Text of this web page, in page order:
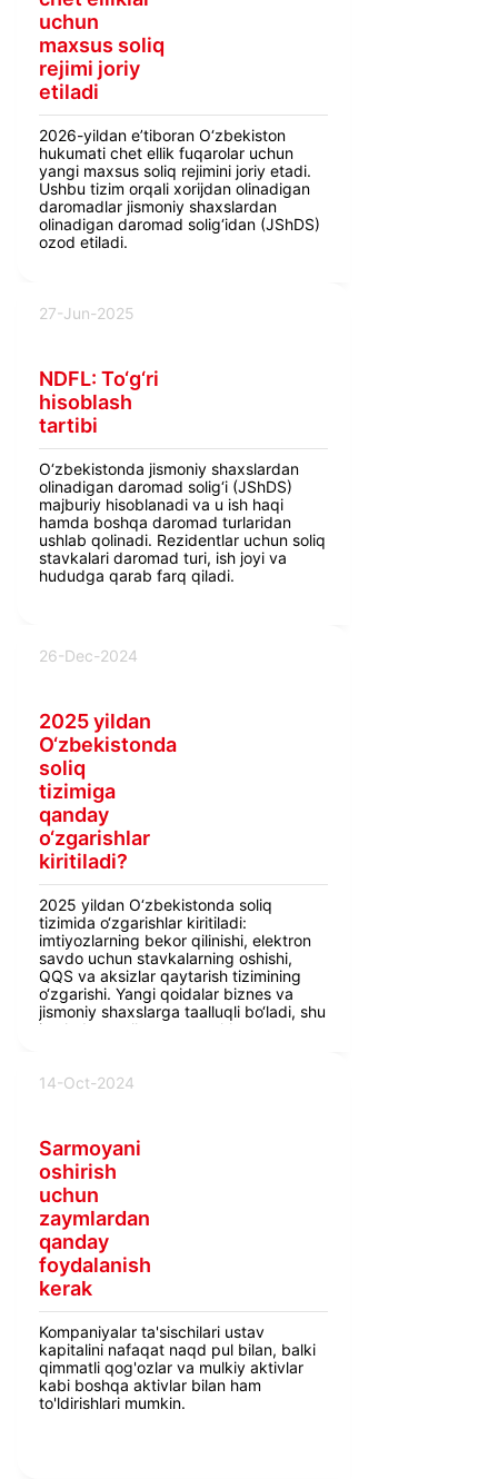
uchun
maxsus soliq
rejimi joriy
etiladi
2026-yildan e’tiboran O‘zbekiston
hukumati chet ellik fuqarolar uchun
yangi maxsus soliq rejimini joriy etadi.
Ushbu tizim orqali xorijdan olinadigan
daromadlar jismoniy shaxslardan
olinadigan daromad solig‘idan (JShDS)
ozod etiladi.
27-Jun-2025
NDFL: To‘g‘ri
hisoblash
tartibi
O‘zbekistonda jismoniy shaxslardan
olinadigan daromad solig‘i (JShDS)
majburiy hisoblanadi va u ish haqi
hamda boshqa daromad turlaridan
ushlab qolinadi. Rezidentlar uchun soliq
stavkalari daromad turi, ish joyi va
hududga qarab farq qiladi.
26-Dec-2024
2025 yildan
O‘zbekistonda
soliq
tizimiga
qanday
o‘zgarishlar
kiritiladi?
2025 yildan O‘zbekistonda soliq
tizimida o‘zgarishlar kiritiladi:
imtiyozlarning bekor qilinishi, elektron
savdo uchun stavkalarning oshishi,
QQS va aksizlar qaytarish tizimining
o‘zgarishi. Yangi qoidalar biznes va
jismoniy shaxslarga taalluqli bo‘ladi, shu
jumladan mulk, yer va yakka
14-Oct-2024
Sarmoyani
oshirish
uchun
zaymlardan
qanday
foydalanish
kerak
Kompaniyalar ta'sischilari ustav
kapitalini nafaqat naqd pul bilan, balki
qimmatli qog'ozlar va mulkiy aktivlar
kabi boshqa aktivlar bilan ham
to'ldirishlari mumkin.